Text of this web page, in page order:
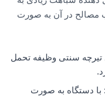
مصالح در آن به صورت
تیرچه سنتی وظیفه تحمل
: با دستگاه به صورت